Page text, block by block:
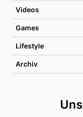
Videos
Games
Lifestyle
Archiv